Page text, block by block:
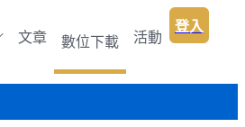
文章 數位下載 活動
登入